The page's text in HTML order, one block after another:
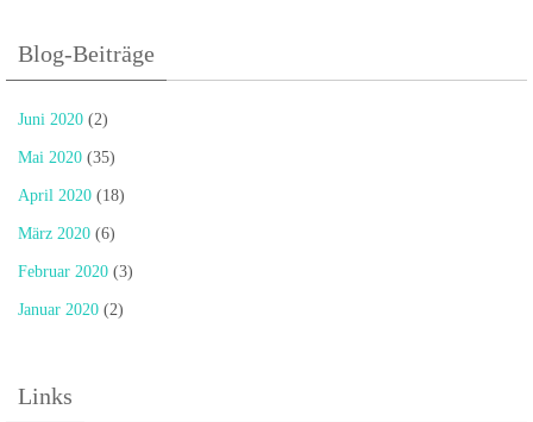
Blog-Beiträge
Juni 2020 (2)
Mai 2020 (35)
April 2020 (18)
März 2020 (6)
Februar 2020 (3)
Januar 2020 (2)
Links